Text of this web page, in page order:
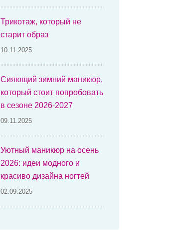
Трикотаж, который не
старит образ
10.11.2025
Сияющий зимний маникюр,
который стоит попробовать
в сезоне 2026-2027
09.11.2025
Уютный маникюр на осень
2026: идеи модного и
красиво дизайна ногтей
02.09.2025